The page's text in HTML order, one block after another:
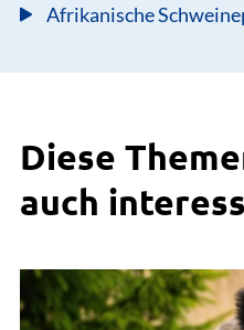
Afrikanische
Diese
auch